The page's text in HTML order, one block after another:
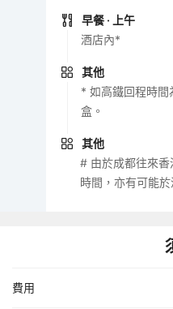
早餐 · 上午
酒店內*
其他
* 如高鐵回程時間
盒。
其他
# 由於成都往來
時間，亦有可能
費用